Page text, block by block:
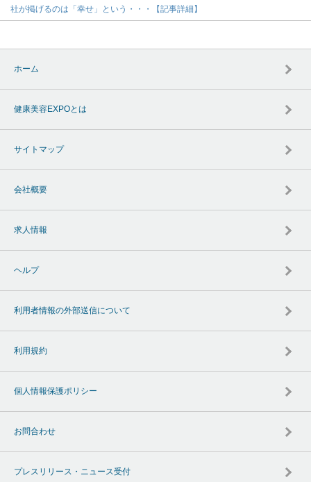
社が掲げるのは「幸せ」という・・・【記事詳細】
ホーム
健康美容EXPOとは
サイトマップ
会社概要
求人情報
ヘルプ
利用者情報の外部送信について
利用規約
個人情報保護ポリシー
お問合わせ
プレスリリース・ニュース受付